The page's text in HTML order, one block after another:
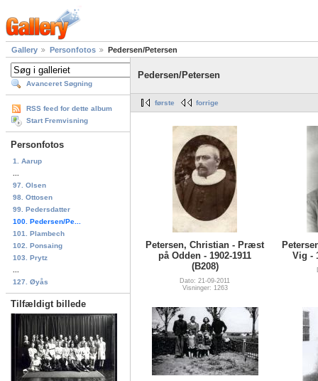
Gallery Personfotos Pedersen/Petersen
Avanceret Søgning
RSS feed for dette album
Start Fremvisning
Personfotos
1. Aarup
97. Olsen
98. Ottosen
99. Pedersdatter
100. Pedersen/Pe...
101. Plambech
102. Ponsaing
103. Prytz
127. Øyås
Tilfældigt billede
Pedersen/Petersen
første forrige
Petersen, Christian - Præst
på Odden - 1902-1911
(B208)
Dato: 21-09-2011
Visninger: 1263
Vig -